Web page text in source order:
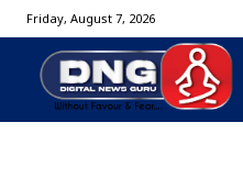
Friday, August 7, 2026